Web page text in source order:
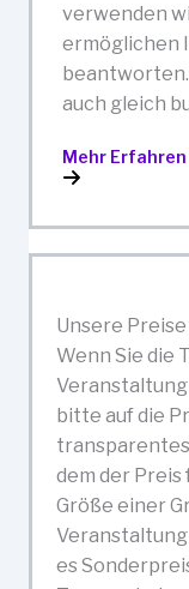
verwenden
ermöglichen
auch gleich
Mehr Erfahren
Unsere Preise
Wenn Sie die
bitte auf die
dem der
Größe einer
es